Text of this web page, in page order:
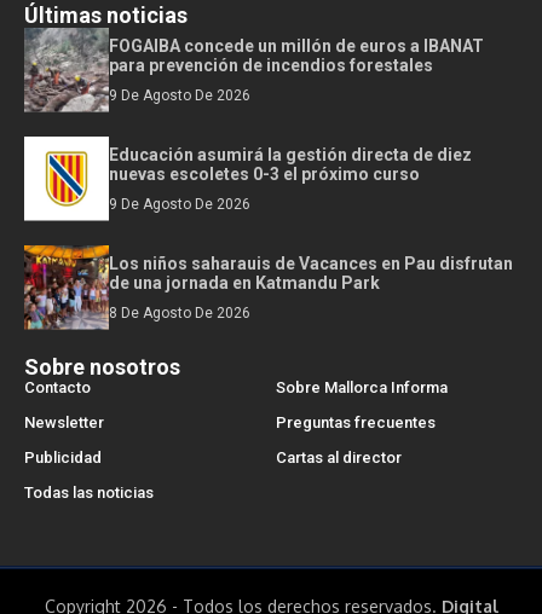
Últimas noticias
FOGAIBA concede un millón de euros a IBANAT
para prevención de incendios forestales
9 De Agosto De 2026
Educación asumirá la gestión directa de diez
nuevas escoletes 0-3 el próximo curso
9 De Agosto De 2026
Los niños saharauis de Vacances en Pau disfrutan
de una jornada en Katmandu Park
8 De Agosto De 2026
Sobre nosotros
Contacto
Sobre Mallorca Informa
Newsletter
Preguntas frecuentes
Publicidad
Cartas al director
Todas las noticias
Copyright 2026 - Todos los derechos reservados. Digital